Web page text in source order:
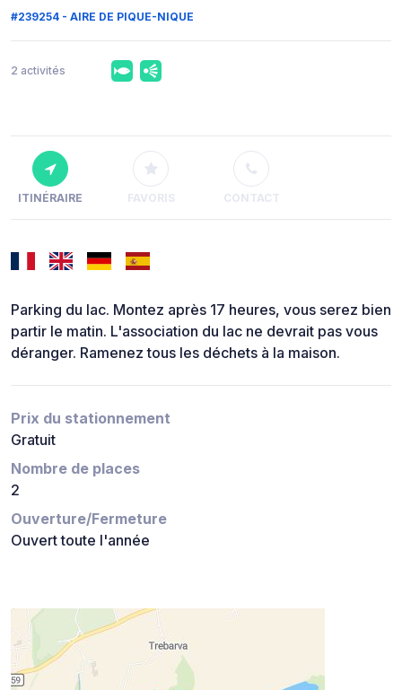
#239254 - AIRE DE PIQUE-NIQUE
2 activités
ITINÉRAIRE FAVORIS CONTACT
Parking du lac. Montez après 17 heures, vous serez bien
partir le matin. L'association du lac ne devrait pas vous
déranger. Ramenez tous les déchets à la maison.
Prix du stationnement
Gratuit
Nombre de places
2
Ouverture/Fermeture
Ouvert toute l'année